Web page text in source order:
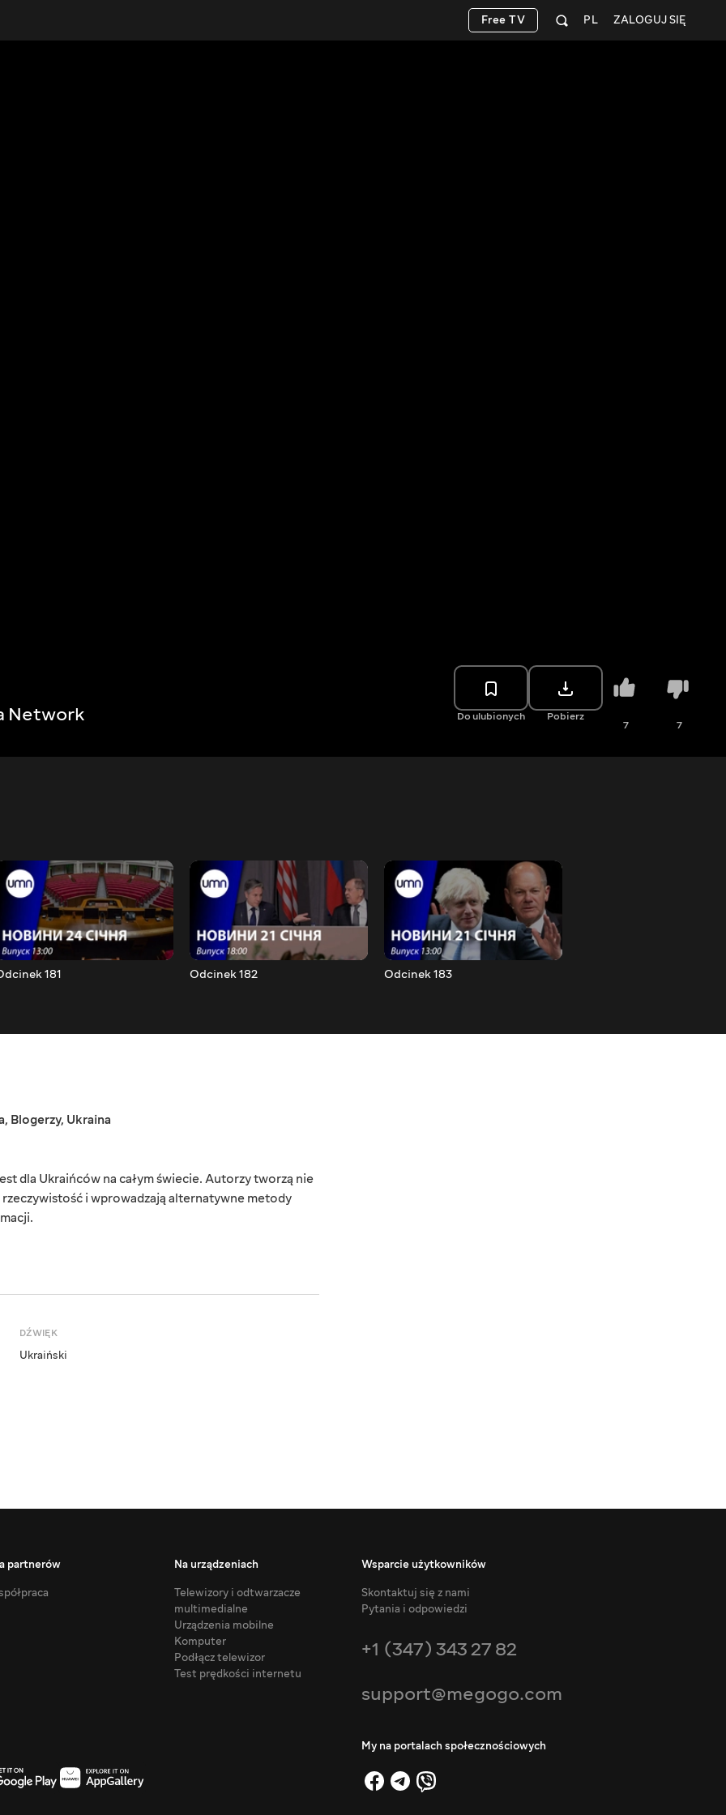
ZALOGUJ SIĘ
PL
Free TV
Network Do ulubionych Pobierz
7 7
181 Odcinek 182 Odcinek 183
, Blogerzy, Ukraina
dla Ukraińców na całym świecie. Autorzy tworzą nie
i wprowadzają alternatywne metody
DŹWIĘK
Ukraiński
partnerów
Na urządzeniach
Telewizory i odtwarzacze
multimedialne
Urządzenia mobilne
Komputer
Podłącz telewizor
Test prędkości internetu
Wsparcie użytkowników
Skontaktuj się z nami
Pytania i odpowiedzi
+1 (347) 343 27 82
support@megogo.com
My na portalach społecznościowych